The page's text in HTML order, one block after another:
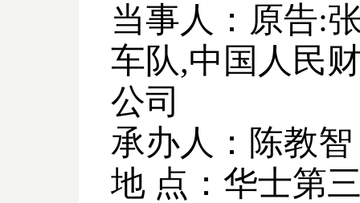
当事人：原告:
车队,中国人民
公司
承办人：陈教智
地 点：华士第